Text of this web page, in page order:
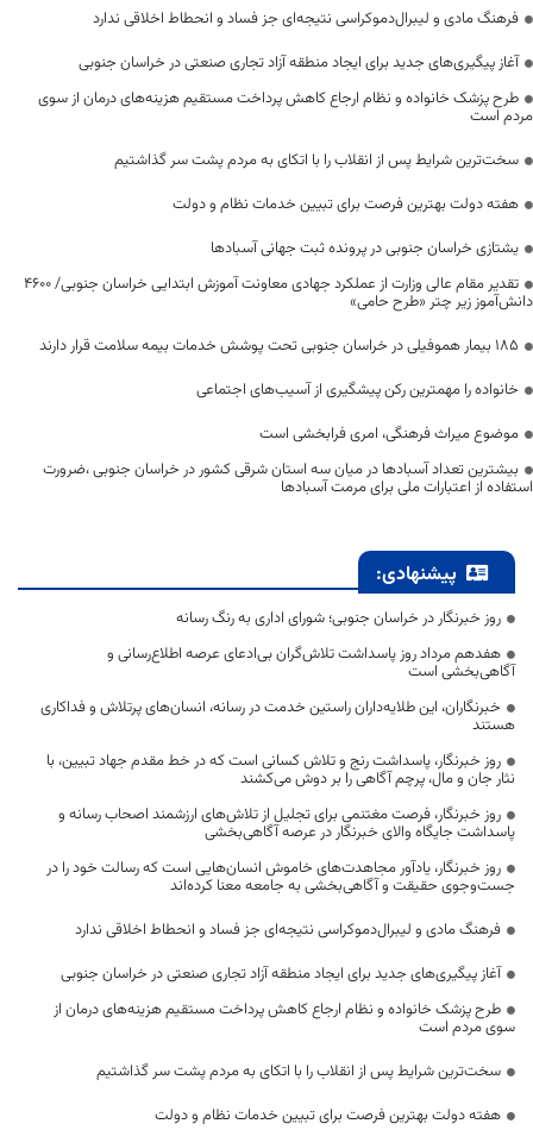
فرهنگ مادی و لیبرال‌دموکراسی نتیجه‌ای جز فساد و انحطاط اخلاقی ندارد
آغاز پیگیری‌های جدید برای ایجاد منطقه آزاد تجاری صنعتی در خراسان جنوبی
طرح پزشک خانواده و نظام ارجاع کاهش پرداخت مستقیم هزینه‌های درمان از سوی
مردم است
سخت‌ترین شرایط پس از انقلاب را با اتکای به مردم پشت سر گذاشتیم
هفته دولت بهترین فرصت برای تبیین خدمات نظام و دولت
یشتازی خراسان جنوبی در پرونده ثبت جهانی آسبادها
تقدیر مقام عالی وزارت از عملکرد جهادی معاونت آموزش ابتدایی خراسان جنوبی/ ۴۶۰۰
دانش‌آموز زیر چتر «طرح حامی»
۱۸۵ بیمار هموفیلی در خراسان جنوبی تحت پوشش خدمات بیمه سلامت قرار دارند
خانواده را مهمترین رکن پیشگیری از آسیب‌های اجتماعی
موضوع میراث فرهنگی، امری فرابخشی است
بیشترین تعداد آسبادها در میان سه استان شرقی کشور در خراسان جنوبی ،ضرورت
استفاده از اعتبارات ملی برای مرمت آسبادها
پیشنهادی:
روز خبرنگار در خراسان جنوبی؛ شورای اداری به رنگ رسانه
هفدهم مرداد روز پاسداشت تلاش‌گران بی‌ادعای عرصه اطلاع‌رسانی و
آگاهی‌بخشی است
خبرنگاران، این طلایه‌داران راستین خدمت در رسانه، انسان‌های پرتلاش و فداکاری
هستند
روز خبرنگار، پاسداشت رنج و تلاش کسانی است که در خط مقدم جهاد تبیین، با
نثار جان و مال، پرچم آگاهی را بر دوش می‌کشند
روز خبرنگار، فرصت مغتنمی برای تجلیل از تلاش‌های ارزشمند اصحاب رسانه و
پاسداشت جایگاه والای خبرنگار در عرصه آگاهی‌بخشی
روز خبرنگار، یادآور مجاهدت‌های خاموش انسان‌هایی است که رسالت خود را در
جست‌وجوی حقیقت و آگاهی‌بخشی به جامعه معنا کرده‌اند
فرهنگ مادی و لیبرال‌دموکراسی نتیجه‌ای جز فساد و انحطاط اخلاقی ندارد
آغاز پیگیری‌های جدید برای ایجاد منطقه آزاد تجاری صنعتی در خراسان جنوبی
طرح پزشک خانواده و نظام ارجاع کاهش پرداخت مستقیم هزینه‌های درمان از
سوی مردم است
سخت‌ترین شرایط پس از انقلاب را با اتکای به مردم پشت سر گذاشتیم
هفته دولت بهترین فرصت برای تبیین خدمات نظام و دولت